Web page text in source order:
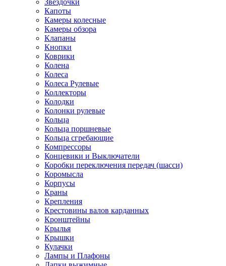
Звездочки
Капоты
Камеры колесные
Камеры обзора
Клапаны
Кнопки
Коврики
Колена
Колеса
Колеса Рулевые
Коллекторы
Колодки
Колонки рулевые
Кольца
Кольца поршневые
Кольца сгребающие
Компрессоры
Концевики и Выключатели
Коробки переключения передач (шасси)
Коромысла
Корпусы
Краны
Крепления
Крестовины валов карданных
Кронштейны
Крылья
Крышки
Кулачки
Лампы и Плафоны